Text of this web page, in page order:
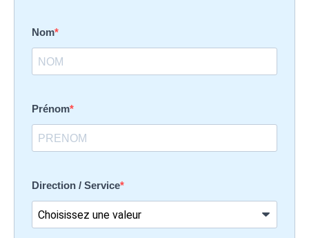
Nom
Prénom
Direction / Service